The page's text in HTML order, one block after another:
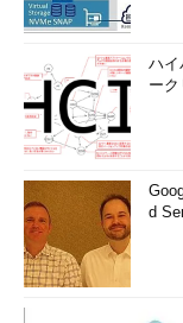
ハイ
ー
d